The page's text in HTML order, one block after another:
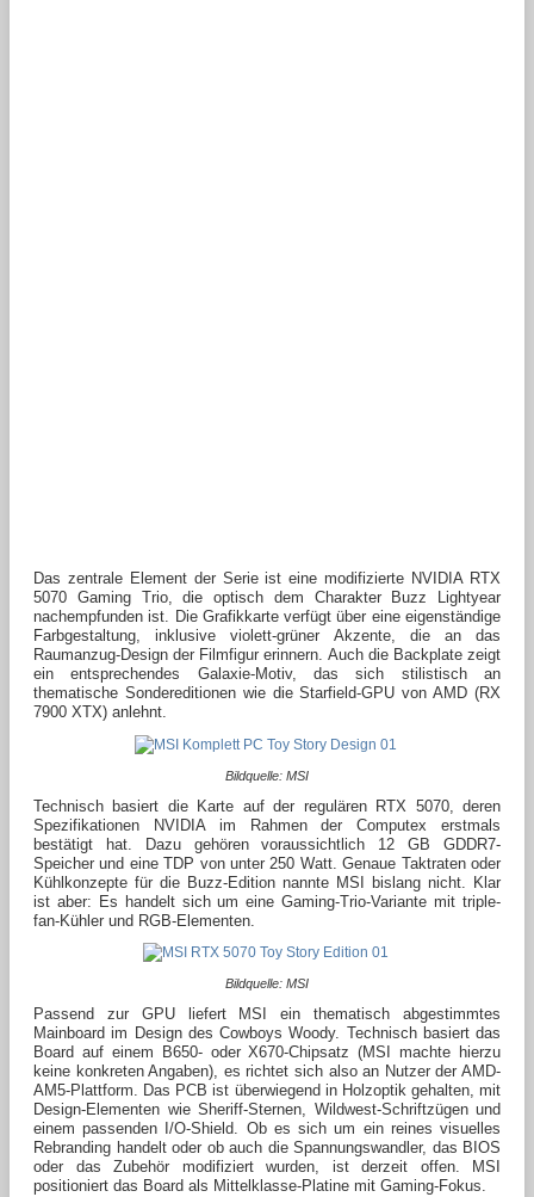
Das zentrale Element der Serie ist eine modifizierte NVIDIA RTX
5070 Gaming Trio, die optisch dem Charakter Buzz Lightyear
nachempfunden ist. Die Grafikkarte verfügt über eine eigenständige
Farbgestaltung, inklusive violett-grüner Akzente, die an das
Raumanzug-Design der Filmfigur erinnern. Auch die Backplate zeigt
ein entsprechendes Galaxie-Motiv, das sich stilistisch an
thematische Sondereditionen wie die Starfield-GPU von AMD (RX
7900 XTX) anlehnt.
Bildquelle: MSI
Technisch basiert die Karte auf der regulären RTX 5070, deren
Spezifikationen NVIDIA im Rahmen der Computex erstmals
bestätigt hat. Dazu gehören voraussichtlich 12 GB GDDR7-
Speicher und eine TDP von unter 250 Watt. Genaue Taktraten oder
Kühlkonzepte für die Buzz-Edition nannte MSI bislang nicht. Klar
ist aber: Es handelt sich um eine Gaming-Trio-Variante mit triple-
fan-Kühler und RGB-Elementen.
Bildquelle: MSI
Passend zur GPU liefert MSI ein thematisch abgestimmtes
Mainboard im Design des Cowboys Woody. Technisch basiert das
Board auf einem B650- oder X670-Chipsatz (MSI machte hierzu
keine konkreten Angaben), es richtet sich also an Nutzer der AMD-
AM5-Plattform. Das PCB ist überwiegend in Holzoptik gehalten, mit
Design-Elementen wie Sheriff-Sternen, Wildwest-Schriftzügen und
einem passenden I/O-Shield. Ob es sich um ein reines visuelles
Rebranding handelt oder ob auch die Spannungswandler, das BIOS
oder das Zubehör modifiziert wurden, ist derzeit offen. MSI
positioniert das Board als Mittelklasse-Platine mit Gaming-Fokus.